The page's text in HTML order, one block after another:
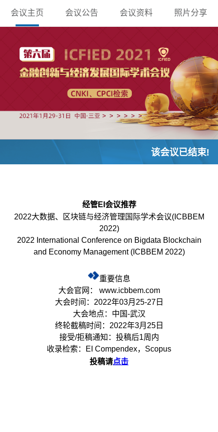
会议主页 会议公告 会议资料 照片分享
该会议已结束!
经管EI会议推荐
2022大数据、区块链与经济管理国际学术会议(ICBBEM
2022)
2022 International Conference on Bigdata Blockchain
and Economy Management (ICBBEM 2022)
重要信息
大会官网： www.icbbem.com
大会时间：2022年03月25-27日
大会地点：中国-武汉
终轮截稿时间：2022年3月25日
接受/拒稿通知：投稿后1周内
收录检索：EI Compendex，Scopus
投稿请点击